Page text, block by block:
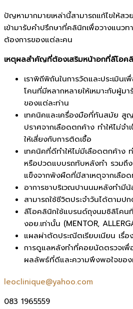
ปัญหามากมายเหล่านี้สามารถแก้ไขให้ส
เข้ามารับคำปรึกษาที่คลินิกเพื่อวางแนวท
ต้องการของแต่ละคน
เหตุผลสำคัญที่ต้องเสริมหน้าอกที่ลีโอค
เราพิถีพิถันในการวัดและประเมิน
โคนที่มีหลากหลายให้เหมาะกับผู้ม
ของแต่ละท่าน
เทคนิคและเครื่องมือที่ทันสมัย สู
ปราศจากเลือดตกค้าง ทำให้ไม่จำ
ให้เสี่ยงกับการติดเชื้อ
เทคนิคที่ดีทำให้ไม่มีเลือดตกค้าง
หรือปวดแบบรถทับหลังทำ รวมถึง
แข็งจากพังผืดที่มีสาเหตุจากเลือ
อาการชาบริเวณปานนมหลังทำมี
สามารถใช้ชีวิตประจำวันได้ตามป
ลีโอคลินิกใช้แบรนด์ถุงนมซิลิโคน
งอย.เท่านั้น (MENTOR,
แผลผ่าตัดประณีตเรียบเนียน เรื่อ
การดูแลหลังทำที่คอยนัดตรวจเพื่อ
ผลลัพธ์ที่ดีและความพึงพอใจของ
leoclinique@yahoo.com
083 1965559